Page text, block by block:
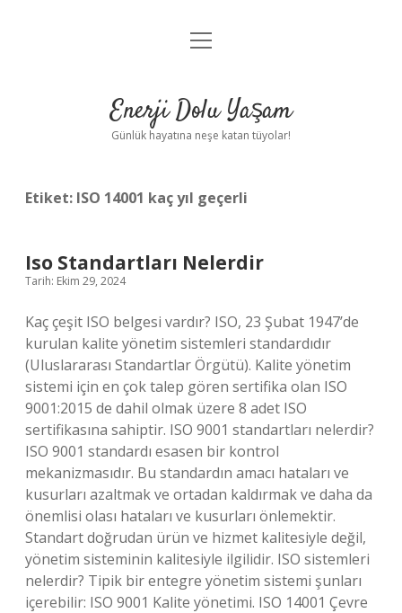
Anasayfa
Yasal Uyarı
menüyü
Enerji Dolu Yaşam
Günlük hayatına neşe katan tüyolar!
Etiket: ISO 14001 kaç yıl geçerli
Iso Standartları Nelerdir
Tarih: Ekim 29, 2024
Kaç çeşit ISO belgesi vardır? ISO, 23 Şubat 1947’de
kurulan kalite yönetim sistemleri standardıdır
(Uluslararası Standartlar Örgütü). Kalite yönetim
sistemi için en çok talep gören sertifika olan ISO
9001:2015 de dahil olmak üzere 8 adet ISO
sertifikasına sahiptir. ISO 9001 standartları nelerdir?
ISO 9001 standardı esasen bir kontrol
mekanizmasıdır. Bu standardın amacı hataları ve
kusurları azaltmak ve ortadan kaldırmak ve daha da
önemlisi olası hataları ve kusurları önlemektir.
Standart doğrudan ürün ve hizmet kalitesiyle değil,
yönetim sisteminin kalitesiyle ilgilidir. ISO sistemleri
nelerdir? Tipik bir entegre yönetim sistemi şunları
içerebilir: ISO 9001 Kalite yönetimi. ISO 14001 Çevre